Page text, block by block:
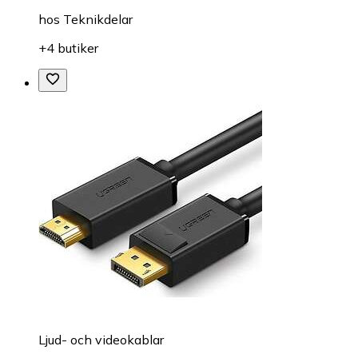
hos Teknikdelar
+4 butiker
Ljud- och videokablar